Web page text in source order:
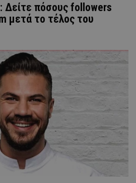
Δείτε πόσους followers
μετά το τέλος του